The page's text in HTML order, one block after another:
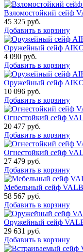
Взломостойкий
45 325 руб.
Добавить в корзину
Оружейный сейф
4 090 руб.
Добавить в корзину
Оружейный сейф
10 096 руб.
Добавить в корзину
Огнестойкий сейф
20 477 руб.
Добавить в корзину
Огнестойкий сейф
27 479 руб.
Добавить в корзину
Мебельный сейф
58 567 руб.
Добавить в корзину
Оружейный сейф
29 631 руб.
Добавить в корзину